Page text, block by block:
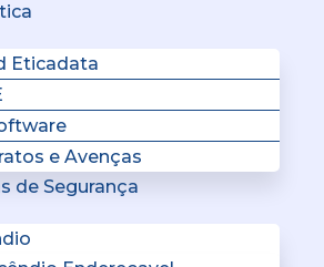
Eticadata
e Avenças
de Segurança